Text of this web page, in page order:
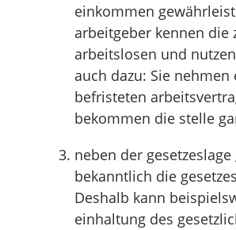
einkommen
arbeitgeber kennen die
arbeitslosen und
auch dazu: Sie nehmen
befristeten
bekommen die stelle
neben der gesetzeslage
bekanntlich die
Deshalb kann
einhaltung des